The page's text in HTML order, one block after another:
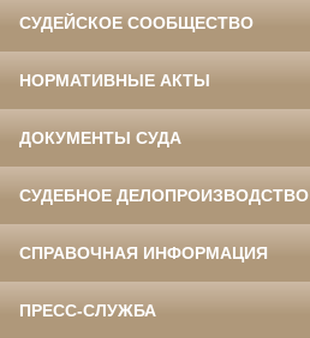
СУДЕЙСКОЕ СООБЩЕСТВО
НОРМАТИВНЫЕ АКТЫ
ДОКУМЕНТЫ СУДА
СУДЕБНОЕ ДЕЛОПРОИЗВОДСТВО
СПРАВОЧНАЯ ИНФОРМАЦИЯ
ПРЕСС-СЛУЖБА